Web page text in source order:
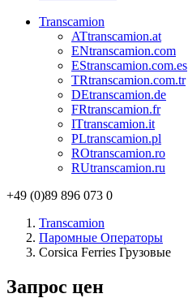
Transcamion
ATtranscamion.at
ENtranscamion.com
EStranscamion.com.es
TRtranscamion.com.tr
DEtranscamion.de
FRtranscamion.fr
ITtranscamion.it
PLtranscamion.pl
ROtranscamion.ro
RUtranscamion.ru
+49 (0)89 896 073 0
Transcamion
Паромные Операторы
Corsica Ferries Грузовые
Запрос цен